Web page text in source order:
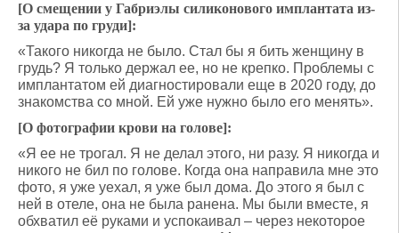
[О смещении у Габриэлы силиконового имплантата из-
за удара по груди]:
«Такого никогда не было. Стал бы я бить женщину в
грудь? Я только держал ее, но не крепко. Проблемы с
имплантатом ей диагностировали еще в 2020 году, до
знакомства со мной. Ей уже нужно было его менять».
[О фотографии крови на голове]:
«Я ее не трогал. Я не делал этого, ни разу. Я никогда и
никого не бил по голове. Когда она направила мне это
фото, я уже уехал, я уже был дома. До этого я был с
ней в отеле, она не была ранена. Мы были вместе, я
обхватил её руками и успокаивал – через некоторое